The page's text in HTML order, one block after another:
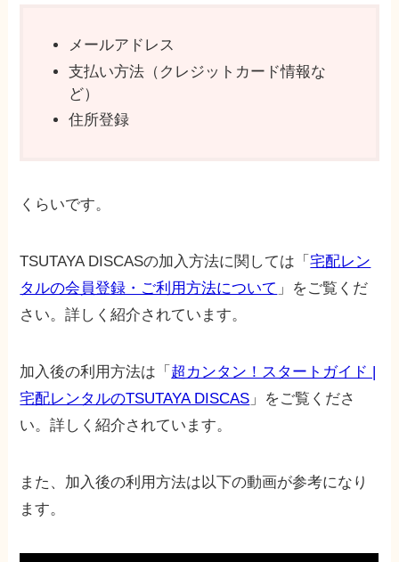
メールアドレス
支払い方法（クレジットカード情報な
ど）
住所登録
くらいです。
TSUTAYA DISCASの加入方法に関しては「宅配レン
タルの会員登録・ご利用方法について 」をご覧くだ
さい。詳しく紹介されています。
加入後の利用方法は「 超カンタン！スタートガイド |
宅配レンタルのTSUTAYA DISCAS 」をご覧くださ
い。詳しく紹介されています。
また、加入後の利用方法は以下の動画が参考になり
ます。